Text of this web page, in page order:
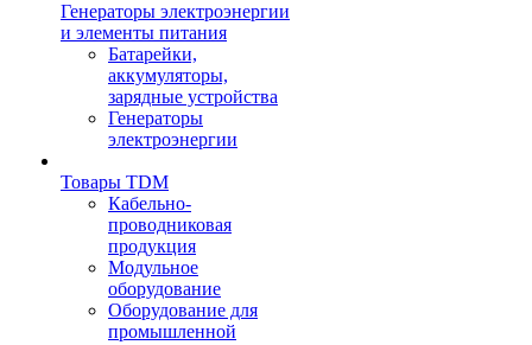
Генераторы электроэнергии
и элементы питания
Батарейки,
аккумуляторы,
зарядные устройства
Генераторы
электроэнергии
Товары TDM
Кабельно-
проводниковая
продукция
Модульное
оборудование
Оборудование для
промышленной